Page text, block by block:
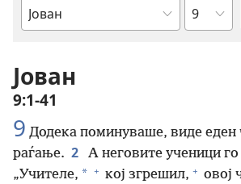
Библиска
Поглавје
Јован
9:1-41
9 Додека поминуваше, виде еден
раѓање. 2
А неговите ученици
„Учителе, * + кој згрешил, + овој